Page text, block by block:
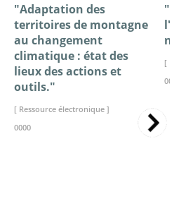
"Adaptation des
territoires de montagne
au changement
climatique : état des
lieux des actions et
outils."
[ Ressource électronique ]
0000
[